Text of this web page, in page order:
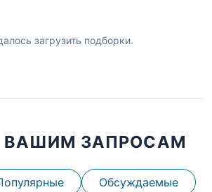
загрузить подборки.
ВАШИМ ЗАПРОСАМ
Обсуждаемые